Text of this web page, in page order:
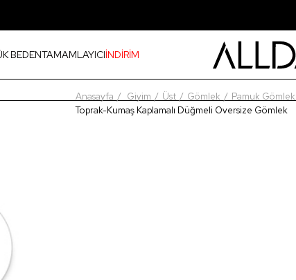
BEDENTAMAMLAYICIİNDİRİM
Anasayfa Giyim Üst Gömlek
Pamuk Gömlek
Toprak-Kumaş Kaplamalı Düğmeli Oversize Gömlek